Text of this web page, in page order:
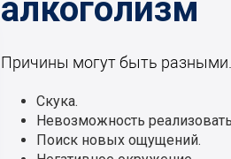
алкоголизм
Причины могут быть разными.
Скука.
Невозможность
Поиск новых ощущений.